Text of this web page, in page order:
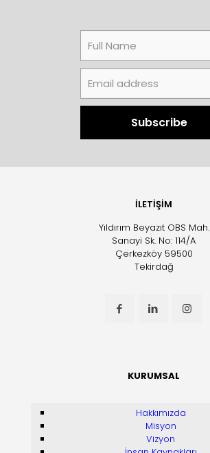
İLETİŞİM
Yıldırım Beyazıt OBS Mah.
Sanayi Sk. No: 114/A
Çerkezköy 59500
Tekirdağ
KURUMSAL
Hakkımızda
Misyon
Vizyon